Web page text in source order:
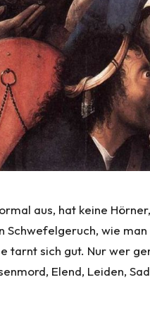
aus, hat keine
wie
tarnt sich gut. Nur wer
Elend, Leiden,